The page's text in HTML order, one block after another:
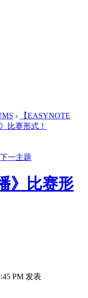
›
【EASYNOTE
比赛形式！
》比赛形
PM 发表